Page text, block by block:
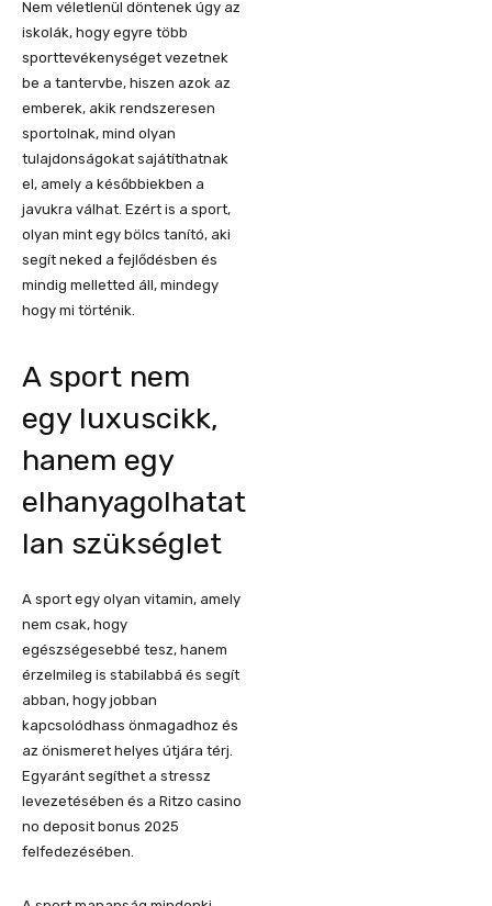
Nem véletlenül döntenek úgy az
iskolák, hogy egyre több
sporttevékenységet vezetnek
be a tantervbe, hiszen azok az
emberek, akik rendszeresen
sportolnak, mind olyan
tulajdonságokat sajátíthatnak
el, amely a későbbiekben a
javukra válhat. Ezért is a sport,
olyan mint egy bölcs tanító, aki
segít neked a fejlődésben és
mindig melletted áll, mindegy
hogy mi történik.
A sport nem
egy luxuscikk,
hanem egy
elhanyagolhatat
lan szükséglet
A sport egy olyan vitamin, amely
nem csak, hogy
egészségesebbé tesz, hanem
érzelmileg is stabilabbá és segít
abban, hogy jobban
kapcsolódhass önmagadhoz és
az önismeret helyes útjára térj.
Egyaránt segíthet a stressz
levezetésében és a Ritzo casino
no deposit bonus 2025
felfedezésében.